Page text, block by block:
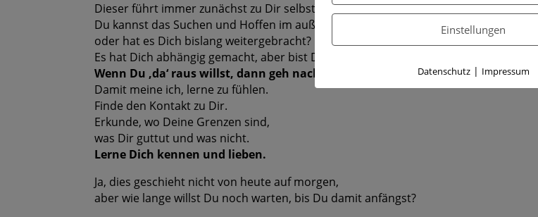
Dieser führt immer zunächst zu Dir selbst.
Du kannst das Suchen und Hoffen im außen sein lassen,
oder hat es Dich bislang weitergebracht?
Es hat Dich abhängig gemacht, aber bist Du glücklich?
Wenn Du ‚da‘ raus willst, dann geh nach innen.
Damit meine ich, lerne zu fühlen.
Finde den Kontakt zu Dir.
Erkunde, wo Deine Grenzen sind,
was Dir guttut und was nicht.
Lerne Dich kennen und lieben.
Ja, dies geschieht nicht von heute auf morgen,
aber wie lange willst Du noch warten, bis Du damit anfängst?
Einstellungen
Datenschutz| Impressum